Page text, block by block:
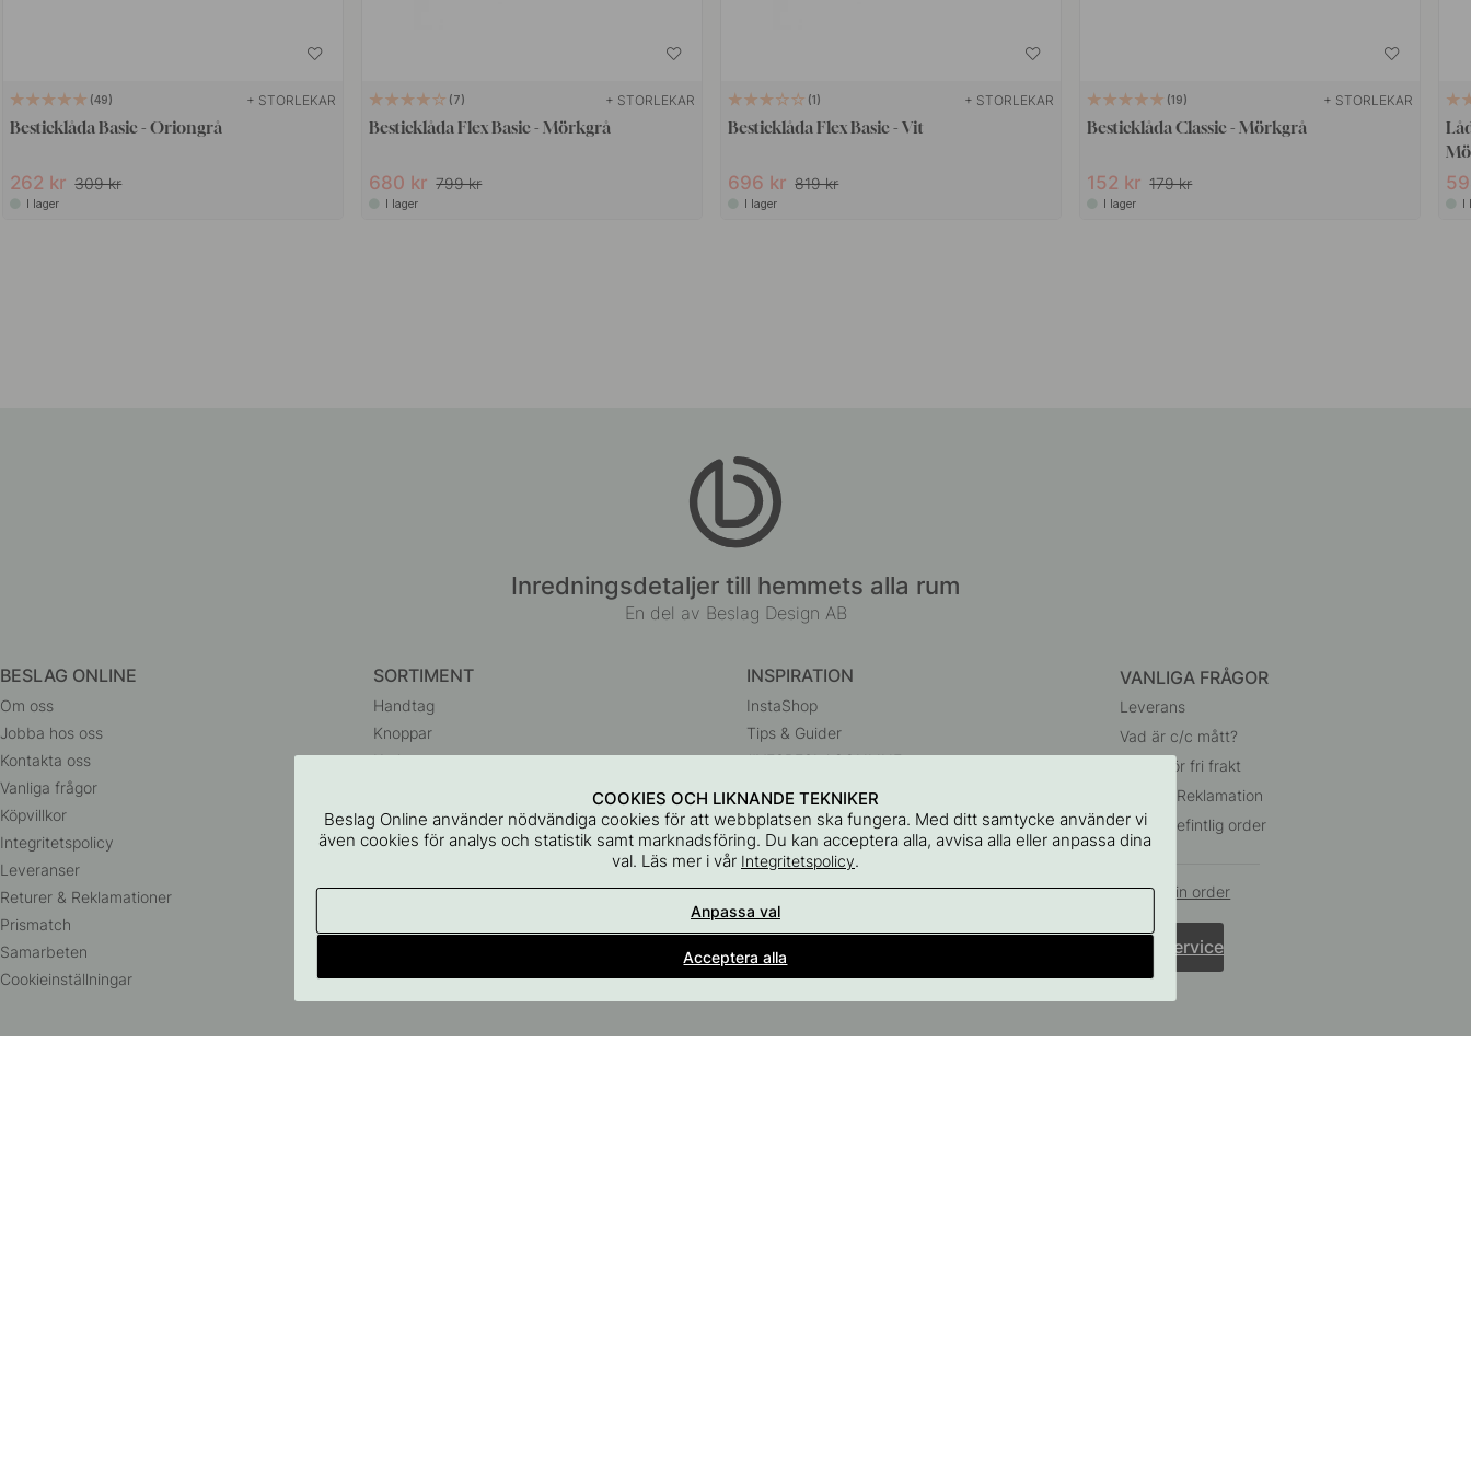
49 + STORLEKAR
Besticklåda Basic - Oriongrå
262 kr 309 kr
I lager
7 + STORLEKAR
Besticklåda Flex Basic - Mörkgrå
680 kr 799 kr
I lager
1 + STORLEKAR
Besticklåda Flex Basic - Vit
696 kr 819 kr
I lager
19 + STORLEKAR
Besticklåda Classic - Mörkgrå
152 kr 179 kr
I lager I
Inredningsdetaljer till hemmets alla rum
En del av Beslag Design AB
BESLAG ONLINE
Om oss
Jobba hos oss
Kontakta oss
Vanliga frågor
Köpvillkor
Integritetspolicy
Leveranser
Returer & Reklamationer
Prismatch
Samarbeten
Cookieinställningar
SORTIMENT
Handtag
Knoppar
Krokar
Badrumstillbehör
Förvaring
INSPIRATION
InstaShop
Tips & Guider
#YESBESLAGONLINE
VANLIGA FRÅGOR
Leverans
Vad är c/c mått?
Villkor för fri frakt
Retur & Reklamation
Ändra befintlig order
Ångra din order
Kundservice
COOKIES OCH LIKNANDE TEKNIKER
Beslag Online använder nödvändiga cookies för att webbplatsen ska fungera. Med ditt samtycke använder vi
även cookies för analys och statistik samt marknadsföring. Du kan acceptera alla, avvisa alla eller anpassa dina
val. Läs mer i vår Integritetspolicy.
Anpassa val
Acceptera alla